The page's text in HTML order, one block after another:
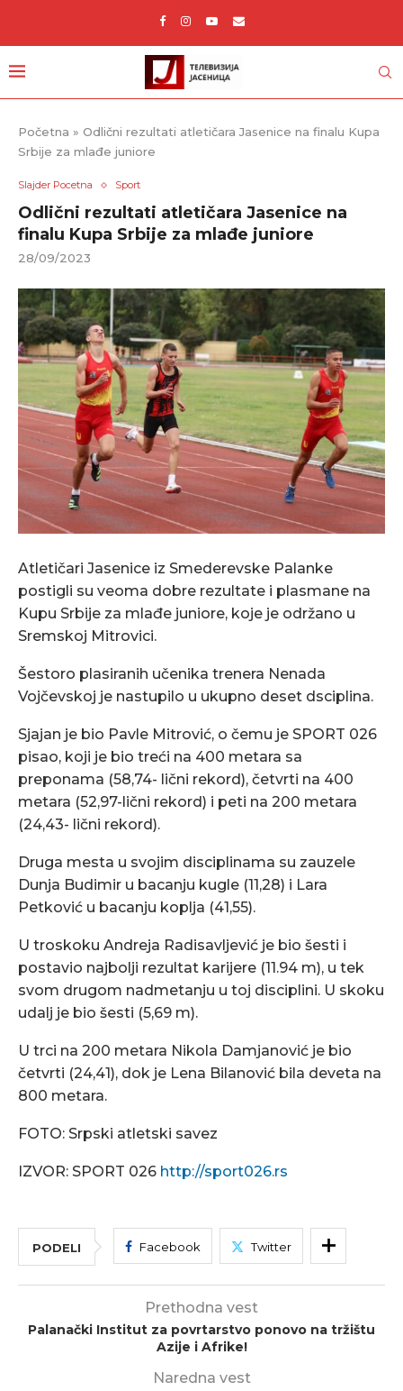
Početna » Odlični rezultati atletičara Jasenice na finalu Kupa
Srbije za mlađe juniore
Slajder Pocetna Sport
Odlični rezultati atletičara Jasenice na
finalu Kupa Srbije za mlađe juniore
28/09/2023
Atletičari Jasenice iz Smederevske Palanke
postigli su veoma dobre rezultate i plasmane na
Kupu Srbije za mlađe juniore, koje je održano u
Sremskoj Mitrovici.
Šestoro plasiranih učenika trenera Nenada
Vojčevskoj je nastupilo u ukupno deset dsciplina.
Sjajan je bio Pavle Mitrović, o čemu je SPORT 026
pisao, koji je bio treći na 400 metara sa
preponama (58,74- lični rekord), četvrti na 400
metara (52,97-lični rekord) i peti na 200 metara
(24,43- lični rekord).
Druga mesta u svojim disciplinama su zauzele
Dunja Budimir u bacanju kugle (11,28) i Lara
Petković u bacanju koplja (41,55).
U troskoku Andreja Radisavljević je bio šesti i
postavio najbolji rezultat karijere (11.94 m), u tek
svom drugom nadmetanju u toj disciplini. U skoku
udalj je bio šesti (5,69 m).
U trci na 200 metara Nikola Damjanović je bio
četvrti (24,41), dok je Lena Bilanović bila deveta na
800 metara.
FOTO: Srpski atletski savez
IZVOR: SPORT 026 http://sport026.rs
PODELI Facebook Twitter
Prethodna vest
Palanački Institut za povrtarstvo ponovo na tržištu
Azije i Afrike!
Naredna vest